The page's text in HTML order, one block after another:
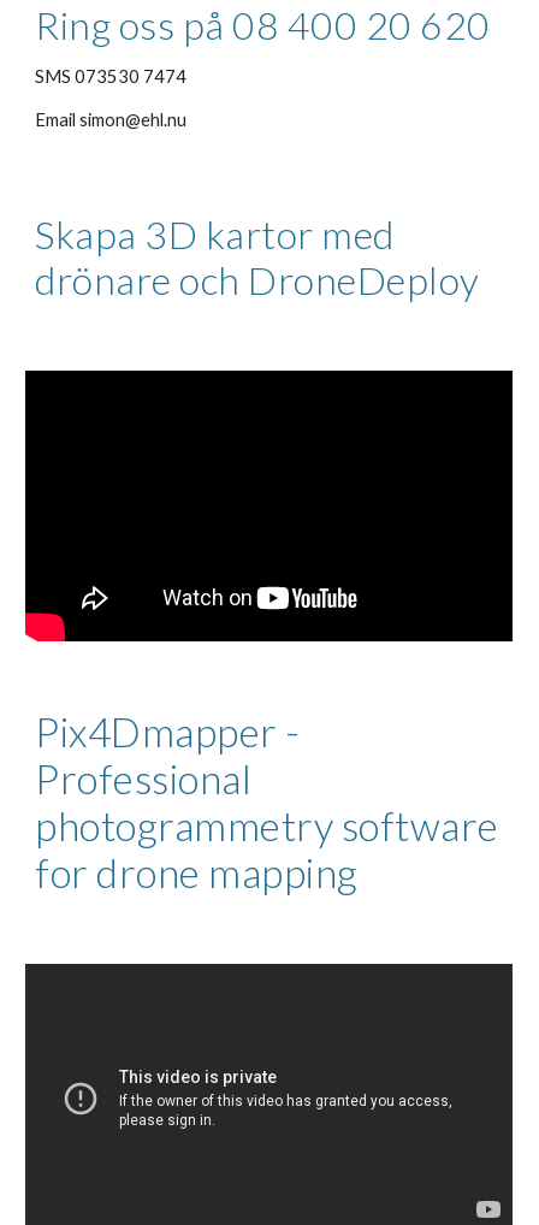
Ring oss på 08 400 20 620
SMS 073530 7474
Email simon@ehl.nu
Skapa 3D kartor med
drönare och DroneDeploy
Pix4Dmapper -
Professional
photogrammetry software
for drone mapping